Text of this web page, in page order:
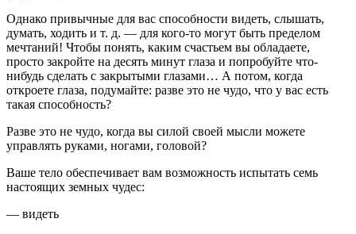
Однако привычные для вас способности видеть, слышать,
думать, ходить и т. д. — для кого-то могут быть пределом
мечтаний! Чтобы понять, каким счастьем вы обладаете,
просто закройте на десять минут глаза и попробуйте что-
нибудь сделать с закрытыми глазами… А потом, когда
откроете глаза, подумайте: разве это не чудо, что у вас есть
такая способность?
Разве это не чудо, когда вы силой своей мысли можете
управлять руками, ногами, головой?
Ваше тело обеспечивает вам возможность испытать семь
настоящих земных чудес:
— видеть